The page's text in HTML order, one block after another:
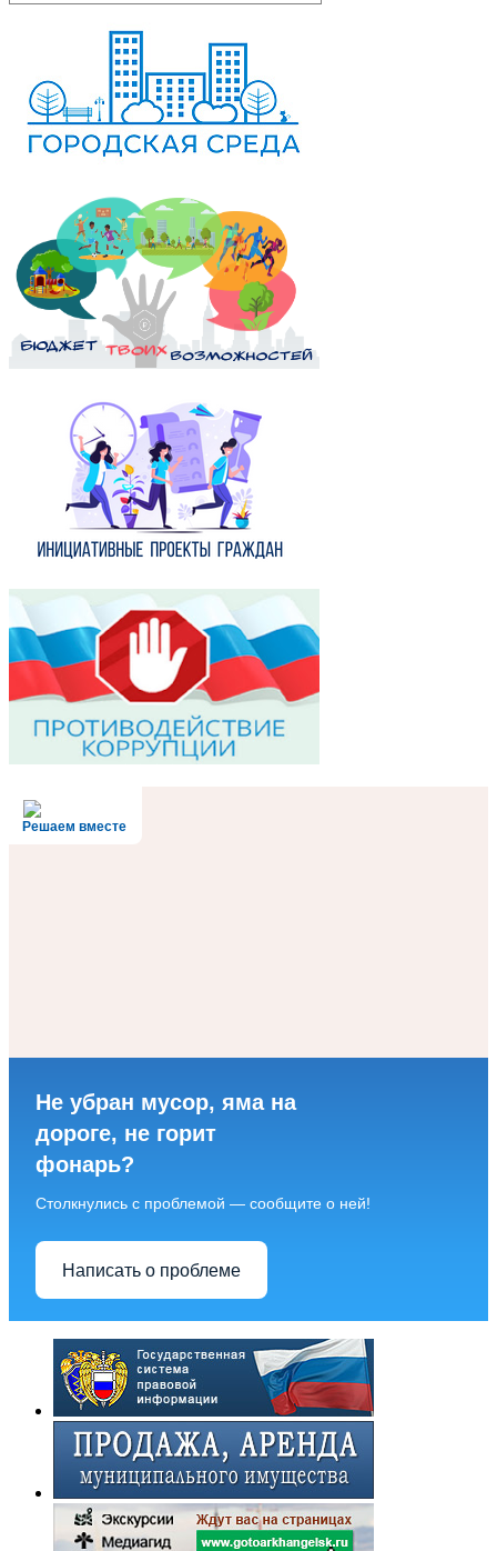
Решаем вместе
Не убран мусор, яма на
дороге, не горит
фонарь?
Столкнулись с проблемой — сообщите о ней!
Написать о проблеме